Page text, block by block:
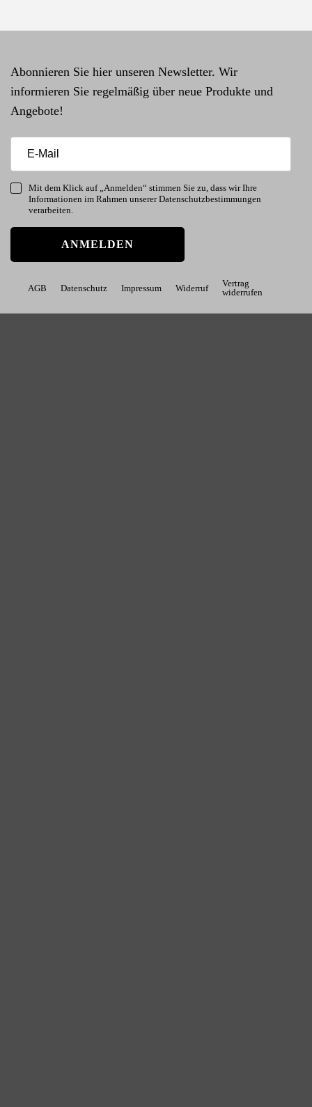
Abonnieren Sie hier unseren Newsletter. Wir
informieren Sie regelmäßig über neue Produkte und
Angebote!
Mit dem Klick auf „Anmelden“ stimmen Sie zu, dass wir Ihre
Informationen im Rahmen unserer Datenschutzbestimmungen
verarbeiten.
ANMELDEN
AGB Datenschutz Impressum Widerruf
Vertrag
widerrufen